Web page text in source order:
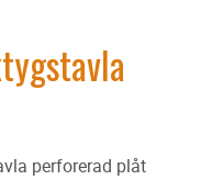
perforerad plåt